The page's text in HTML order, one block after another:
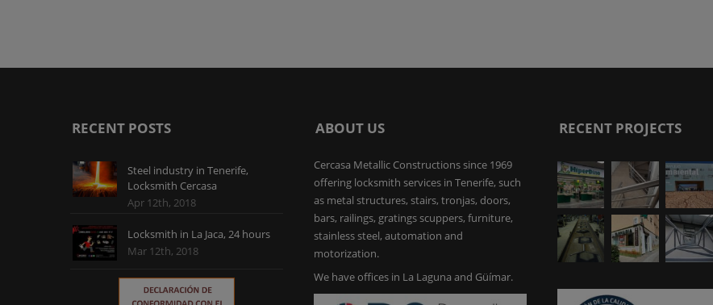
RECENT POSTS
Steel industry in Tenerife,
Locksmith Cercasa
Apr 12th, 2018
Locksmith in La Jaca, 24 hours
Mar 12th, 2018
ABOUT US
Cercasa Metallic Constructions since 1969
offering locksmith services in Tenerife, such
as metal structures, stairs, tronjas, doors,
bars, railings, gratings scuppers, furniture,
stainless steel, automation and
motorization.
We have offices in La Laguna and Güímar.
RECENT PROJECTS